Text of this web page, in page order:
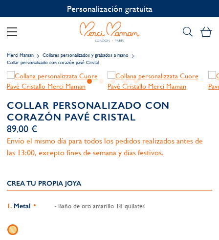
Personalización gratuita
Merci Maman
Collares personalizados y grabados a mano
Collar personalizado con corazón pavé Cristal
COLLAR PERSONALIZADO CON
CORAZÓN PAVÉ CRISTAL
89,00 €
Envío el mismo día para todos los pedidos realizados antes de
las 13:00, excepto fines de semana y días festivos.
CREA TU PROPIA JOYA
Metal - Baño de oro amarillo 18 quilates